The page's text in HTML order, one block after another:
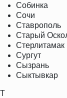
Собинка
Сочи
Ставрополь
Старый
Стерлитамак
Сургут
Сызрань
Сыктывкар
Т